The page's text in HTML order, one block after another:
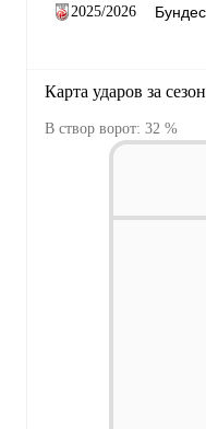
2025/2026
Карта ударов за сезон
В створ ворот: 32 %